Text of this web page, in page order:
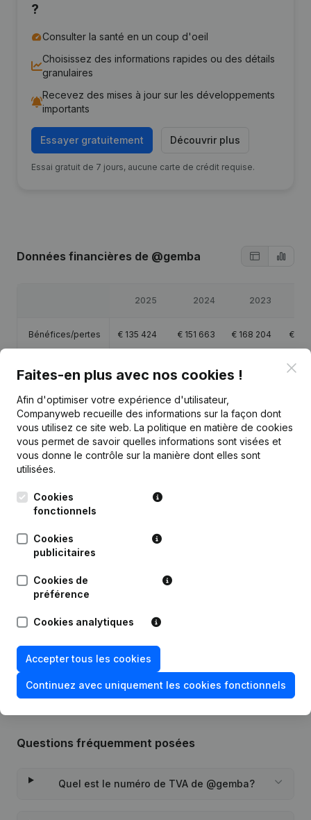
?
Consulter la santé en un coup d'oeil
Choisissez des informations rapides ou des détails
granulaires
Recevez des mises à jour sur les développements
importants
Essayer gratuitement Découvrir plus
Essai gratuit de 7 jours, aucune carte de crédit requise.
Données financières de @gemba
2025 2024 2023
Bénéfices/pertes € 135 424 € 151 663 € 168 204 €
Capitaux propres 83 663 190 204 €
Marge brute €211 529 € 234 334
Personne Morale, Ouverture
Succursale, etc...)
Questions fréquemment posées
Quel est le numéro de TVA de @gemba?
Faites-en plus avec nos cookies !
Afin d'optimiser votre expérience d'utilisateur,
Companyweb recueille des informations sur la façon dont
vous utilisez ce site web. La politique en matière de cookies
vous permet de savoir quelles informations sont visées et
vous donne le contrôle sur la manière dont elles sont
utilisées.
Cookies
fonctionnels
Cookies
publicitaires
Cookies de
préférence
Cookies analytiques
Accepter tous les cookies
Continuez avec uniquement les cookies fonctionnels